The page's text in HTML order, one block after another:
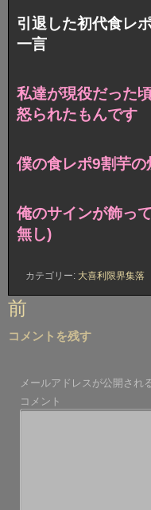
引退した初代食レ
一言
私達が現役だった
怒られたもんです
僕の食レポ9割芋
俺のサインが飾っ
無し)
カテゴリー: 大喜利限界集落
投
ナ
ゲ
ー
前
コメントを残す
メールアドレスが公開され
コメント